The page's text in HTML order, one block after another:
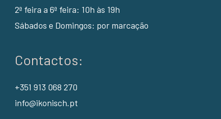
2ª feira a 6ª feira: 10h às 19h
Sábados e Domingos: por marcação
Contactos:
+351 913 068 270
info@ikonisch.pt